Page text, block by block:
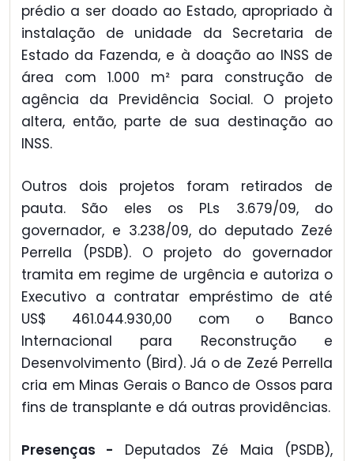
prédio a ser doado ao Estado, apropriado à
instalação de unidade da Secretaria de
Estado da Fazenda, e à doação ao INSS de
área com 1.000 m² para construção de
agência da Previdência Social. O projeto
altera, então, parte de sua destinação ao
INSS.
Outros dois projetos foram retirados de
pauta. São eles os PLs 3.679/09, do
governador, e 3.238/09, do deputado Zezé
Perrella (PSDB). O projeto do governador
tramita em regime de urgência e autoriza o
Executivo a contratar empréstimo de até
US$ 461.044.930,00 com o Banco
Internacional para Reconstrução e
Desenvolvimento (Bird). Já o de Zezé Perrella
cria em Minas Gerais o Banco de Ossos para
fins de transplante e dá outras providências.
Presenças - Deputados Zé Maia (PSDB),